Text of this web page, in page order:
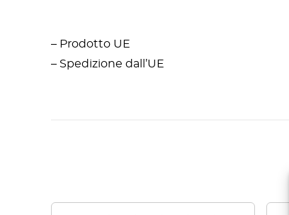
– Prodotto UE
– Spedizione dall’UE